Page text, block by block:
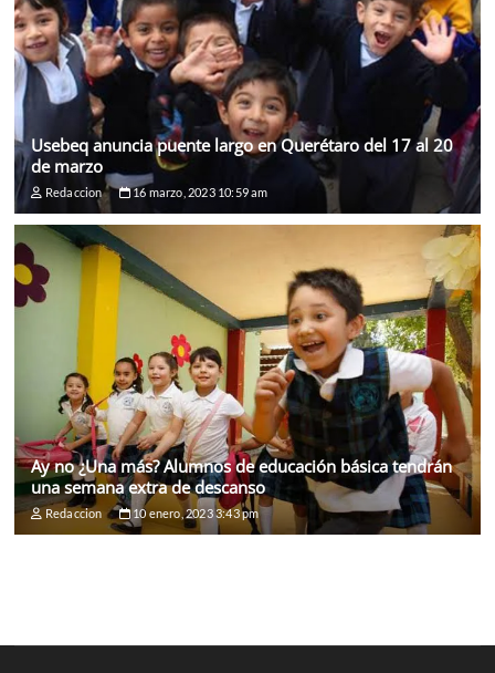
Usebeq anuncia puente largo en Querétaro del 17 al 20
de marzo
Redaccion 16 marzo, 2023 10:59 am
Ay no ¿Una más? Alumnos de educación básica tendrán
una semana extra de descanso
Redaccion 10 enero, 2023 3:43 pm